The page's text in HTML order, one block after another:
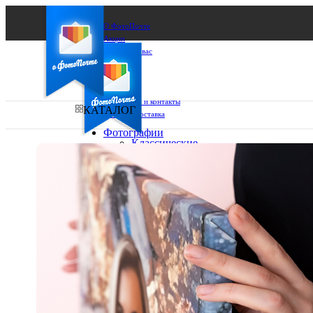
О ФотоПочте
Акции
Сделаем за вас
Бизнесу
FAQ
Франшиза
Поддержка и контакты
Оплата и доставка
Ваш город:
Ваш регион доставки
Выберите из списка:
КАТАЛОГ
Фотографии
Классические
10х15
13х18
15х15
15х20
20х20
20х30
30х30
30х40
А4
Фото